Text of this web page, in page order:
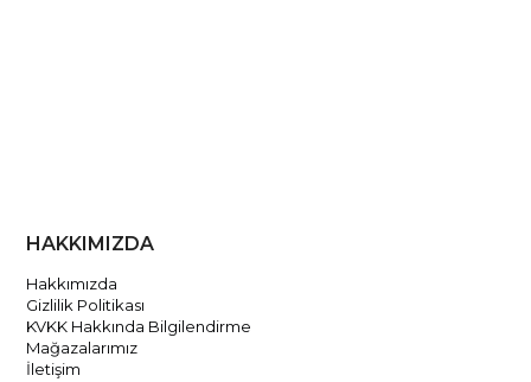
HAKKIMIZDA
Hakkımızda
Gizlilik Politikası
KVKK Hakkında Bilgilendirme
Mağazalarımız
İletişim